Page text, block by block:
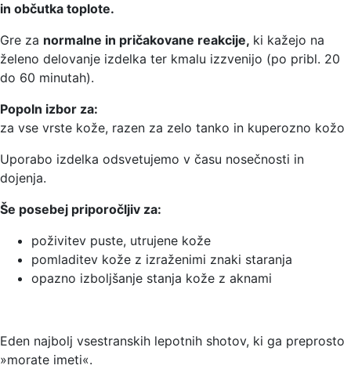
in občutka toplote.
Gre za normalne in pričakovane reakcije, ki kažejo na
želeno delovanje izdelka ter kmalu izzvenijo (po pribl. 20
do 60 minutah).
Popoln izbor za:
za vse vrste kože, razen za zelo tanko in kuperozno kožo
Uporabo izdelka odsvetujemo v času nosečnosti in
dojenja.
Še posebej priporočljiv za:
poživitev puste, utrujene kože
pomladitev kože z izraženimi znaki staranja
opazno izboljšanje stanja kože z aknami
Eden najbolj vsestranskih lepotnih shotov, ki ga preprosto
»morate imeti«.